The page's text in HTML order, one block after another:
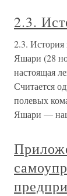
2.3.
2.3.
Яшари (28
настоящая
Считается
полевых
Яшари —